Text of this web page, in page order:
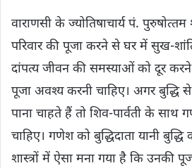
वाराणसी के ज्योतिषाचार्य पं.
परिवार की पूजा करने से घर में सुख-
दांपत्य जीवन की समस्याओं को दूर करने
पूजा अवश्‍य करनी चाहिए। अगर बुद्धि
पाना चाहते हैं तो शिव-पार्वती के
चाहिए। गणेश को बुद्धिदाता यानी बुद्ध‍ि
शास्‍त्रों में ऐसा मना गया है कि उनकी